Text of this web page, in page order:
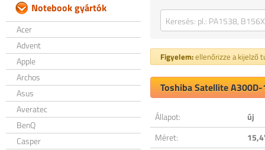
Notebook gyártók
Acer
Advent
Apple
Archos
Asus
Averatec
BenQ
Casper
Figyelem:ellenőrizze a kijelző
Toshiba Satellite
Állapot:
új
Méret: